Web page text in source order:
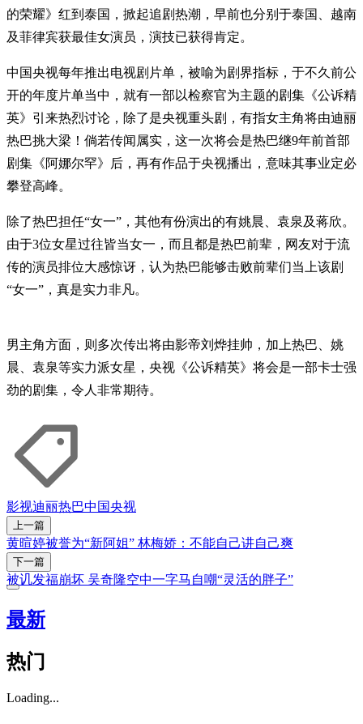
的荣耀》红到泰国，掀起追剧热潮，早前也分别于泰国、越南
及菲律宾获最佳女演员，演技已获得肯定。
中国央视每年推出电视剧片单，被喻为剧界指标，于不久前公
开的年度片单当中，就有一部以检察官为主题的剧集《公诉精
英》引来热烈讨论，除了是央视重头剧，有指女主角将由迪丽
热巴挑大梁！倘若传闻属实，这一次将会是热巴继9年前首部
剧集《阿娜尔罕》后，再有作品于央视播出，意味其事业定必
攀登高峰。
除了热巴担任“女一”，其他有份演出的有姚晨、袁泉及蒋欣。
由于3位女星过往皆当女一，而且都是热巴前辈，网友对于流
传的演员排位大感惊讶，认为热巴能够击败前辈们当上该剧
“女一”，真是实力非凡。
男主角方面，则多次传出将由影帝刘烨挂帅，加上热巴、姚
晨、袁泉等实力派女星，央视《公诉精英》将会是一部卡士强
劲的剧集，令人非常期待。
影视迪丽热巴中国央视
上一篇
黄暄婷被誉为“新阿姐” 林梅娇：不能自己讲自己爽
下一篇
被讥发福崩坏 吴奇隆空中一字马自嘲“灵活的胖子”
最新
热门
Loading...